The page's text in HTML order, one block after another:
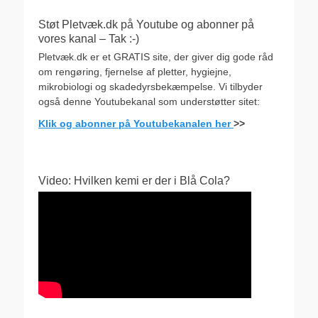
Støt Pletvæk.dk på Youtube og abonner på
vores kanal – Tak :-)
Pletvæk.dk er et GRATIS site, der giver dig gode råd
om rengøring, fjernelse af pletter, hygiejne,
mikrobiologi og skadedyrsbekæmpelse. Vi tilbyder
også denne Youtubekanal som understøtter sitet:
Klik og abonner på Youtubekanalen her>>
Video: Hvilken kemi er der i Blå Cola?